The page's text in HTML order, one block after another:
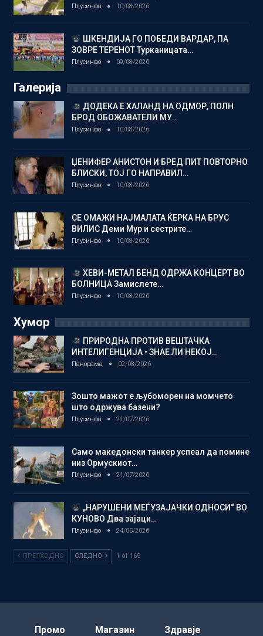
Плусинфо 10/08/2026
ШКЕНДИЈА ГО ПОБЕДИ ВАРДАР, ПА
ЗОВРЕ ТЕРЕНОТ Турканицата…
Плусинфо 09/08/2026
Галерија
ДОДЕКА Е ХАЛАНД НА ОДМОР, ПОЛН
БРОД ОБОЖАВАТЕЛИ МУ…
Плусинфо 10/08/2026
ЏЕНИФЕР АНИСТОН И БРЕД ПИТ ПОВТОРНО
БЛИСКИ, ТОЈ ГО НАПРАВИЛ…
Плусинфо 10/08/2026
СЕ ОМАЖИ НАЈМАЛАТА ЌЕРКА НА БРУС
ВИЛИС Деми Мур и сестрите…
Плусинфо 10/08/2026
ХЕВИ-МЕТАЛ БЕНД ОДРЖА КОНЦЕРТ ВО
БОЛНИЦА Замислете…
Плусинфо 10/08/2026
Хумор
ПРИРОДНА ПРОТИВ ВЕШТАЧКА
ИНТЕЛИГЕНЦИЈА • ЗНАЕ ЛИ НЕКОЈ…
Панорама 02/08/2026
Зошто мажот е љубоморен на момчето
што одржува базени?
Плусинфо 21/07/2026
Само македонски танкер успеал да помине
низ Ормускиот…
Плусинфо 21/07/2026
„НАРУШЕНИ МЕЃУЗАЈАЧКИ ОДНОСИ“ ВО
КУНОВО Два зајаци…
Плусинфо 24/05/2026
ПРЕТХОДНО СЛЕДНО 1 of 169
Промо Магазин Здравје